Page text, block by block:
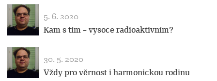
5. 6. 2020
Kam s tím – vysoce radioaktivním?
30. 5. 2020
Vždy pro věrnost i harmonickou rodinu